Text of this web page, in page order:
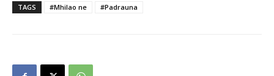
TAGS #Mhilao ne #Padrauna